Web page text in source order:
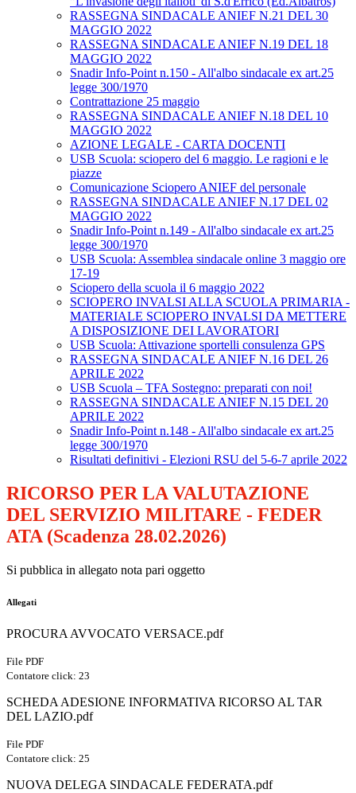
RASSEGNA SINDACALE ANIEF N.21 DEL 30
MAGGIO 2022
RASSEGNA SINDACALE ANIEF N.19 DEL 18
MAGGIO 2022
Snadir Info-Point n.150 - All'albo sindacale ex art.25
legge 300/1970
Contrattazione 25 maggio
RASSEGNA SINDACALE ANIEF N.18 DEL 10
MAGGIO 2022
AZIONE LEGALE - CARTA DOCENTI
USB Scuola: sciopero del 6 maggio. Le ragioni e le
piazze
Comunicazione Sciopero ANIEF del personale
RASSEGNA SINDACALE ANIEF N.17 DEL 02
MAGGIO 2022
Snadir Info-Point n.149 - All'albo sindacale ex art.25
legge 300/1970
USB Scuola: Assemblea sindacale online 3 maggio ore
17-19
Sciopero della scuola il 6 maggio 2022
SCIOPERO INVALSI ALLA SCUOLA PRIMARIA -
MATERIALE SCIOPERO INVALSI DA METTERE
A DISPOSIZIONE DEI LAVORATORI
USB Scuola: Attivazione sportelli consulenza GPS
RASSEGNA SINDACALE ANIEF N.16 DEL 26
APRILE 2022
USB Scuola – TFA Sostegno: preparati con noi!
RASSEGNA SINDACALE ANIEF N.15 DEL 20
APRILE 2022
Snadir Info-Point n.148 - All'albo sindacale ex art.25
legge 300/1970
Risultati definitivi - Elezioni RSU del 5-6-7 aprile 2022
RICORSO PER LA VALUTAZIONE
DEL SERVIZIO MILITARE - FEDER
ATA (Scadenza 28.02.2026)
Si pubblica in allegato nota pari oggetto
Allegati
PROCURA AVVOCATO VERSACE.pdf
File PDF
Contatore click: 23
SCHEDA ADESIONE INFORMATIVA RICORSO AL TAR
DEL LAZIO.pdf
File PDF
Contatore click: 25
NUOVA DELEGA SINDACALE FEDERATA.pdf